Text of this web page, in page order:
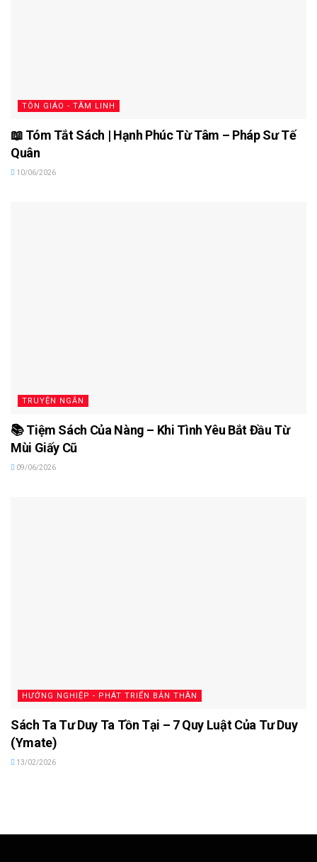
TÔN GIÁO - TÂM LINH
📖 Tóm Tắt Sách | Hạnh Phúc Từ Tâm – Pháp Sư Tế
Quân
10/06/2026
TRUYỆN NGẮN
📚 Tiệm Sách Của Nàng – Khi Tình Yêu Bắt Đầu Từ
Mùi Giấy Cũ
09/06/2026
HƯỚNG NGHIỆP - PHÁT TRIỂN BẢN THÂN
Sách Ta Tư Duy Ta Tồn Tại – 7 Quy Luật Của Tư Duy
(Ymate)
13/02/2026